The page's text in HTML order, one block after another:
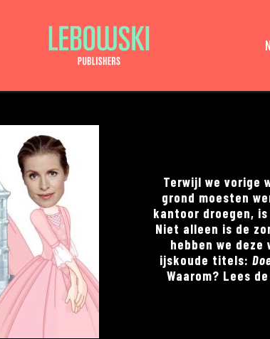
Terwijl we vorige
grond moesten
kantoor droegen,
Niet alleen is de
hebben we deze
ijskoude titels:
Waarom? Lees